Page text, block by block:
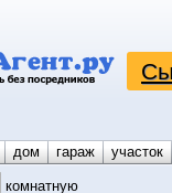
койко-место
дом гараж участок
комнатную